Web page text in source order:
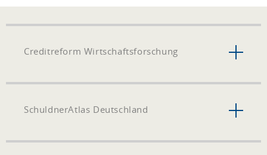
Creditreform Wirtschaftsforschung
SchuldnerAtlas Deutschland